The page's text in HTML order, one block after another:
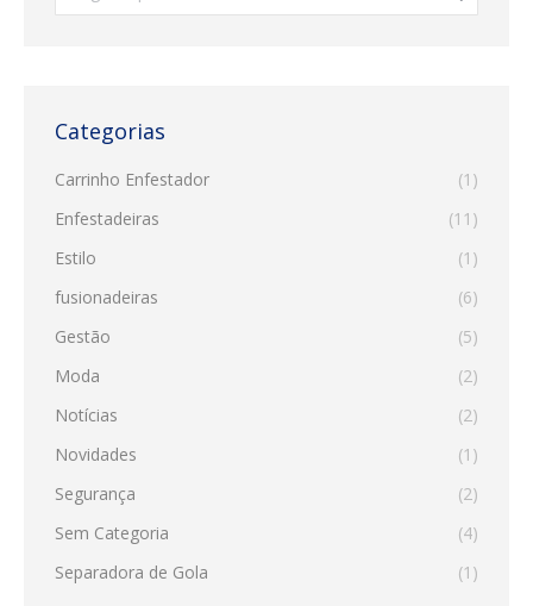
Categorias
Carrinho Enfestador
(1)
Enfestadeiras
(11)
Estilo
(1)
fusionadeiras
(6)
Gestão
(5)
Moda
(2)
Notícias
(2)
Novidades
(1)
Segurança
(2)
Sem Categoria
(4)
Separadora de Gola
(1)